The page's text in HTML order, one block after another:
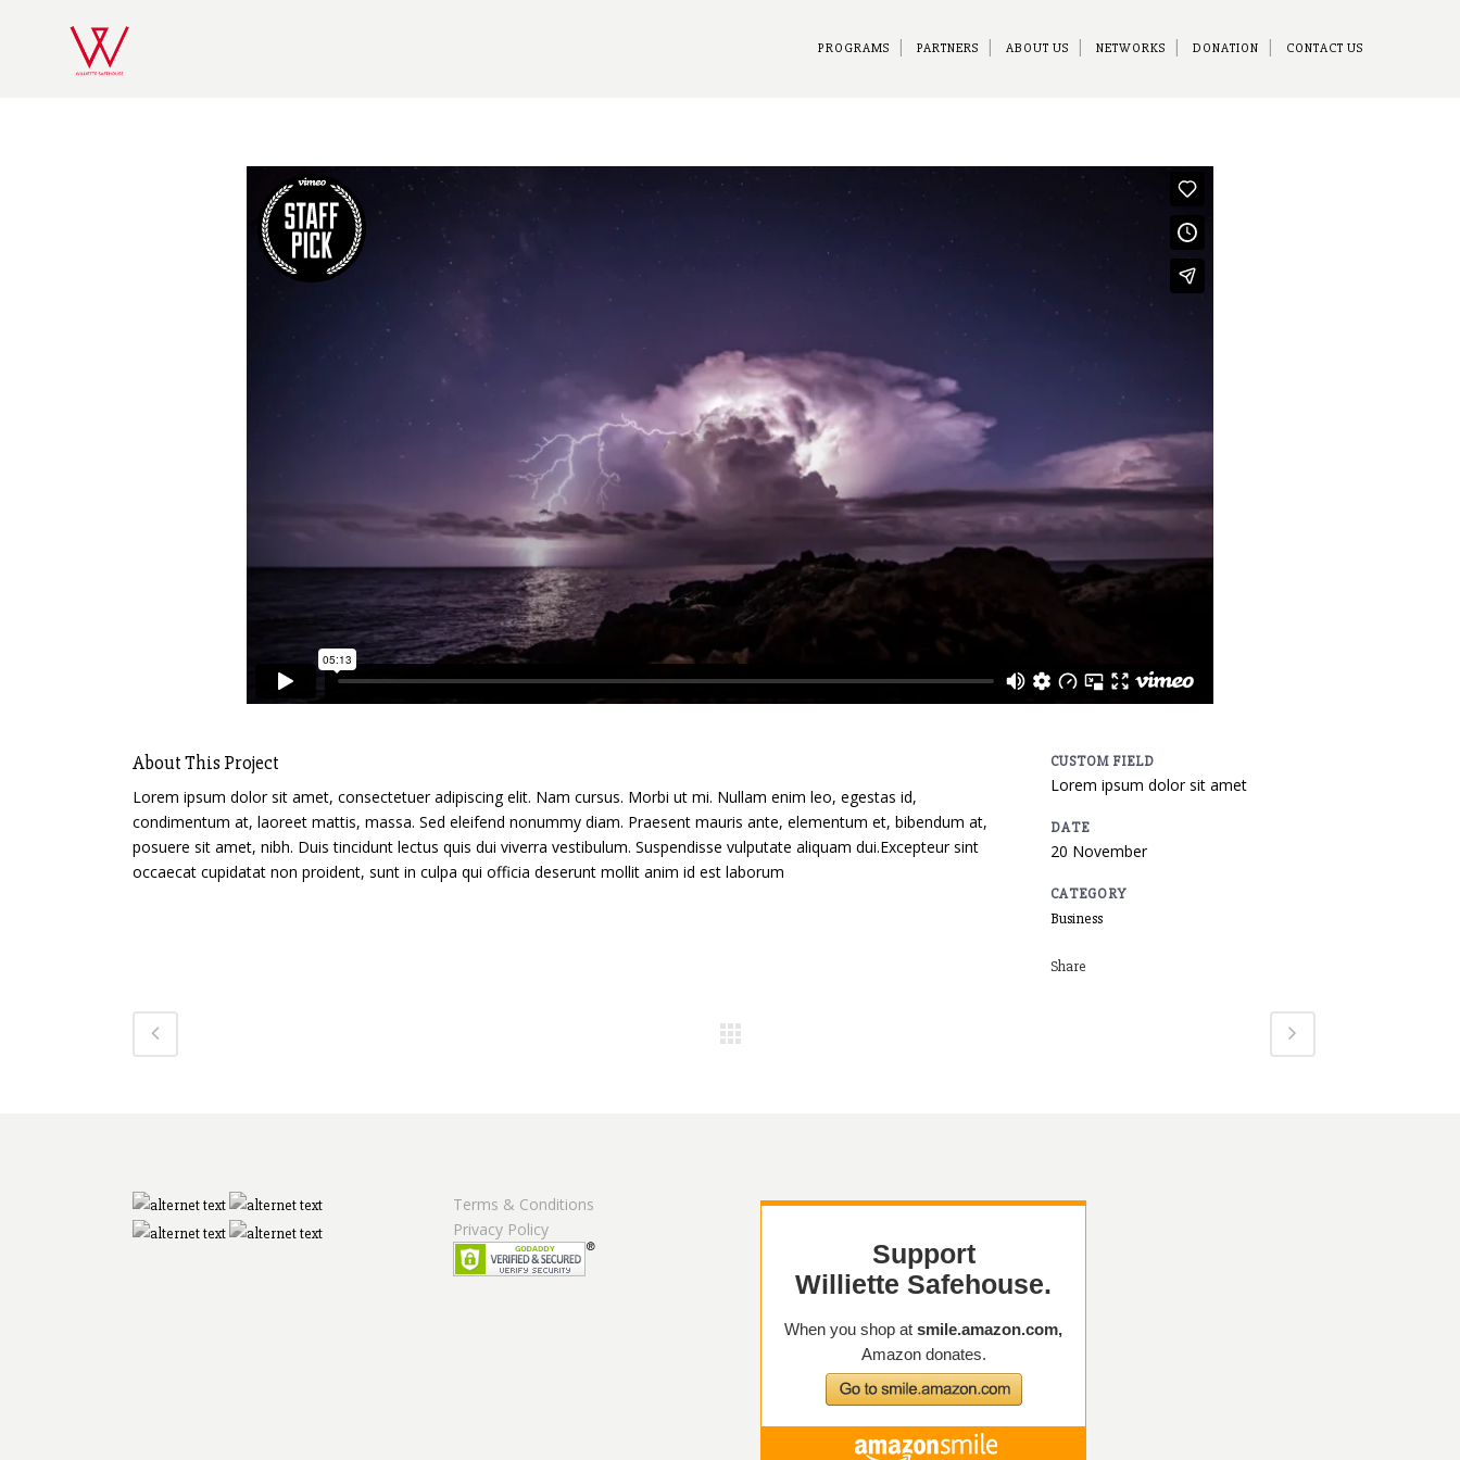
PROGRAMS PARTNERS ABOUT US NETWORKS DONATION CONTACT US
About This Project
Lorem ipsum dolor sit amet, consectetuer adipiscing elit. Nam cursus. Morbi ut mi. Nullam enim leo, egestas id,
condimentum at, laoreet mattis, massa. Sed eleifend nonummy diam. Praesent mauris ante, elementum et, bibendum at,
posuere sit amet, nibh. Duis tincidunt lectus quis dui viverra vestibulum. Suspendisse vulputate aliquam dui.Excepteur sint
occaecat cupidatat non proident, sunt in culpa qui officia deserunt mollit anim id est laborum
CUSTOM FIELD
Lorem ipsum dolor sit amet
DATE
20 November
CATEGORY
Business
Share
Terms & Conditions
Privacy Policy